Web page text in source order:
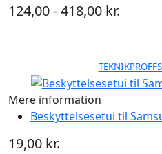
124,00 - 418,00 kr.
Mere information
Beskyttelsesetui til
19,00 kr.